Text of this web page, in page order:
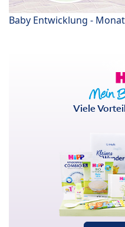
Baby Entwicklung -
Viele